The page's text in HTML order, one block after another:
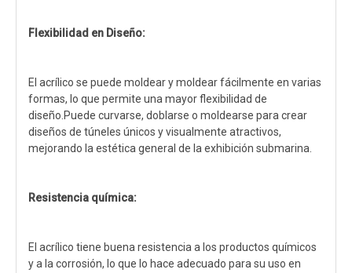
Flexibilidad en Diseño:
El acrílico se puede moldear y moldear fácilmente en varias
formas, lo que permite una mayor flexibilidad de
diseño.Puede curvarse, doblarse o moldearse para crear
diseños de túneles únicos y visualmente atractivos,
mejorando la estética general de la exhibición submarina.
Resistencia química:
El acrílico tiene buena resistencia a los productos químicos
y a la corrosión, lo que lo hace adecuado para su uso en